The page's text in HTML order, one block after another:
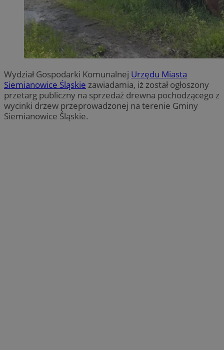
Wydział Gospodarki Komunalnej Urzędu Miasta
Siemianowice Śląskie zawiadamia, iż został ogłoszony
przetarg publiczny na sprzedaż drewna pochodzącego z
wycinki drzew przeprowadzonej na terenie Gminy
Siemianowice Śląskie.